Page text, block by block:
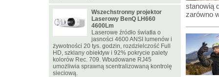
stanowią
zarówno
Wszechstronny projektor
Laserowy BenQ LH660
4600Lm
Laserowe źródło światła o
jasności 4600 ANSI lumenów i
żywotności 20 tys. godzin, rozdzielczość Full
HD, szklany obiektyw i 92% pokrycie palety
kolorów Rec. 709. Wbudowane RJ45
umożliwia sprawną scentralizowaną kontrolę
sieciową.